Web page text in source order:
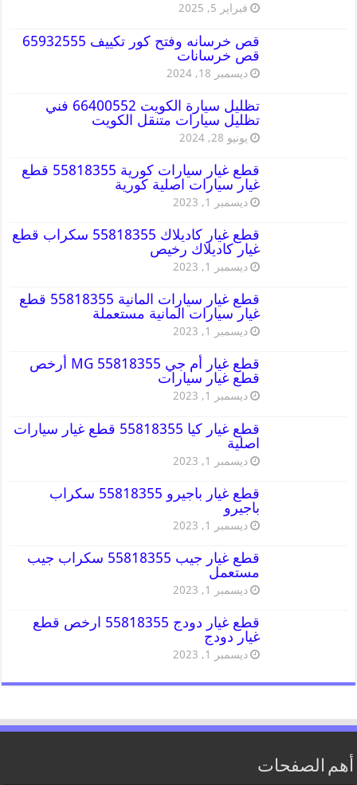
فبراير 5, 2025
قص خرسانه وفتح كور تكييف 65932555
قص خرسانات
ديسمبر 18, 2024
تظليل سيارة الكويت 66400552 فني
تظليل سيارات متنقل الكويت
يونيو 28, 2024
قطع غيار سيارات كورية 55818355 قطع
غيار سيارات اصلية كورية
ديسمبر 1, 2023
قطع غيار كاديلاك 55818355 سكراب قطع
غيار كاديلاك رخيص
ديسمبر 1, 2023
قطع غيار سيارات المانية 55818355 قطع
غيار سيارات المانية مستعملة
ديسمبر 1, 2023
قطع غيار أم جي MG 55818355 أرخص
قطع غيار سيارات
ديسمبر 1, 2023
قطع غيار كيا 55818355 قطع غيار سيارات
اصلية
ديسمبر 1, 2023
قطع غيار باجيرو 55818355 سكراب
باجيرو
ديسمبر 1, 2023
قطع غيار جيب 55818355 سكراب جيب
مستعمل
ديسمبر 1, 2023
قطع غيار دودج 55818355 ارخص قطع
غيار دودج
ديسمبر 1, 2023
أهم الصفحات